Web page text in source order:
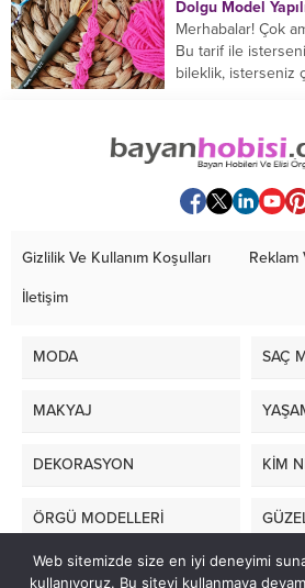
Dolgu Model
Merhabalar! Çok
Bu tarif ile
bileklik, isterseniz
Gizlilik Ve Kullanım Koşulları Reklam
İletişim
MODA SAÇ
MAKYAJ
DEKORASYON KİM
ÖRGÜ MODELLERİ
LİFE STYLE
Web sitemizde size en iyi deneyimi
kullanıyoruz. Bu siteyi kullanmaya